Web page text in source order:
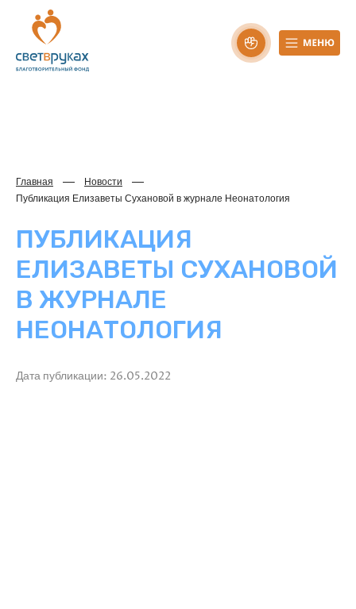
Главная
Новости
Публикация Елизаветы Сухановой в журнале Неонатология
ПУБЛИКАЦИЯ
ЕЛИЗАВЕТЫ СУХАНОВОЙ
В ЖУРНАЛЕ
НЕОНАТОЛОГИЯ
Дата публикации: 26.05.2022